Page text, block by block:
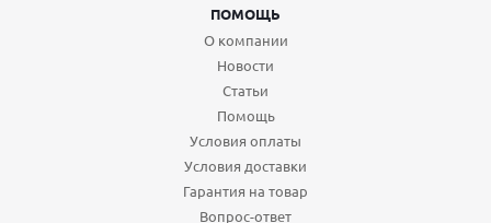
ПОМОЩЬ
О компании
Новости
Статьи
Помощь
Условия оплаты
Условия доставки
Гарантия на товар
Вопрос-ответ